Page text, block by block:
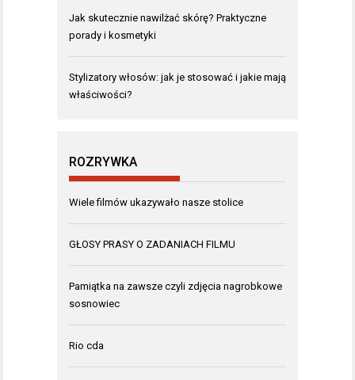
Jak skutecznie nawilżać skórę? Praktyczne
porady i kosmetyki
Stylizatory włosów: jak je stosować i jakie mają
właściwości?
ROZRYWKA
Wiele filmów ukazywało nasze stolice
GŁOSY PRASY O ZADANIACH FILMU
Pamiątka na zawsze czyli zdjęcia nagrobkowe
sosnowiec
Rio cda